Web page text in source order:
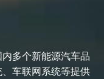
多个新能源汽车品
车联网系统等提供